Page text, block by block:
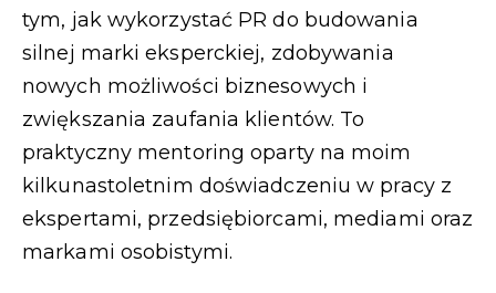
tym, jak wykorzystać PR do budowania
silnej marki eksperckiej, zdobywania
nowych możliwości biznesowych i
zwiększania zaufania klientów. To
praktyczny mentoring oparty na moim
kilkunastoletnim doświadczeniu w pracy z
ekspertami, przedsiębiorcami, mediami oraz
markami osobistymi.